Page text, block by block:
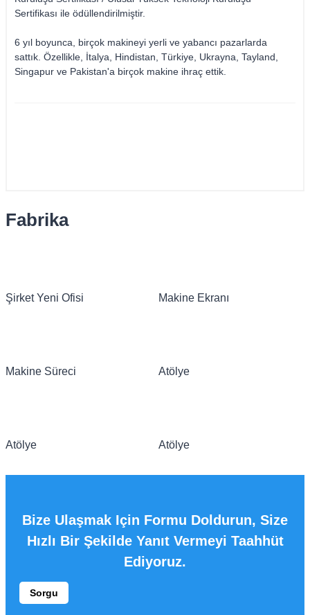
Sertifikası ile ödüllendirilmiştir.
6 yıl boyunca, birçok makineyi yerli ve yabancı pazarlarda
sattık. Özellikle, İtalya, Hindistan, Türkiye, Ukrayna, Tayland,
Singapur ve Pakistan'a birçok makine ihraç ettik.
Fabrika
Şirket Yeni Ofisi Makine Ekranı
Makine Süreci Atölye
Atölye Atölye
Bize Ulaşmak Için Formu Doldurun, Size
Hızlı Bir Şekilde Yanıt Vermeyi Taahhüt
Ediyoruz.
Sorgu